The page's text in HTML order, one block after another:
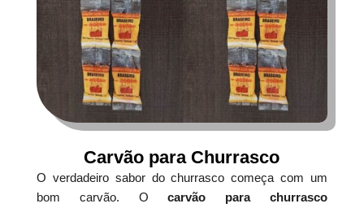
Carvão para Churrasco
O verdadeiro sabor do churrasco começa com um
bom carvão. Ocarvão para churrasco